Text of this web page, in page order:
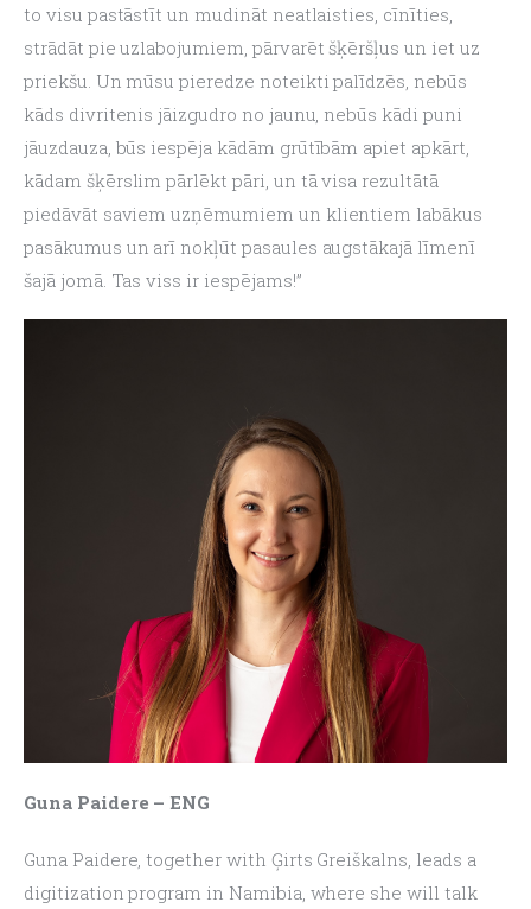
to visu pastāstīt un mudināt neatlaisties, cīnīties,
strādāt pie uzlabojumiem, pārvarēt šķēršļus un iet uz
priekšu. Un mūsu pieredze noteikti palīdzēs, nebūs
kāds divritenis jāizgudro no jaunu, nebūs kādi puni
jāuzdauza, būs iespēja kādām grūtībām apiet apkārt,
kādam šķērslim pārlēkt pāri, un tā visa rezultātā
piedāvāt saviem uzņēmumiem un klientiem labākus
pasākumus un arī nokļūt pasaules augstākajā līmenī
šajā jomā. Tas viss ir iespējams!”
Guna Paidere – ENG
Guna Paidere, together with Ģirts Greiškalns, leads a
digitization program in Namibia, where she will talk